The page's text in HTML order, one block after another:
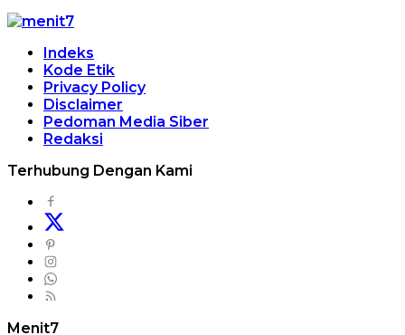
Indeks
Kode Etik
Privacy Policy
Disclaimer
Pedoman Media Siber
Redaksi
Terhubung Dengan Kami
Menit7